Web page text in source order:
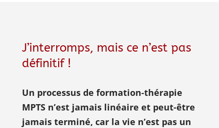
J’interromps, mais ce n’est pas
définitif !
Un processus de formation‑thérapie
MPTS n’est jamais linéaire et peut-être
jamais terminé, car la vie n’est pas un